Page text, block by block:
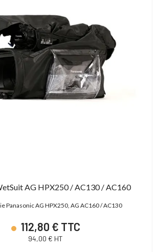
AG HPX250 / AC130 / AC160
Panasonic AG HPX250, AG AC160 / AC130
112,80 € TTC
94,00 € HT